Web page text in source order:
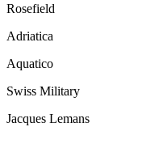
Rosefield
Adriatica
Aquatico
Swiss Military
Jacques Lemans